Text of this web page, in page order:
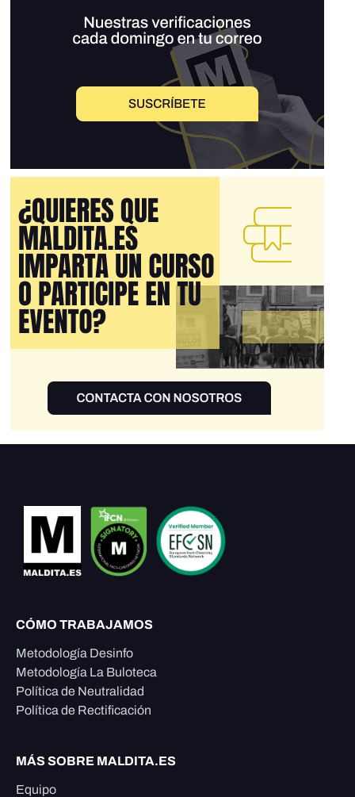
CÓMO TRABAJAMOS
Metodología Desinfo
Metodología La Buloteca
Política de Neutralidad
Política de Rectificación
MÁS SOBRE MALDITA.ES
Equipo